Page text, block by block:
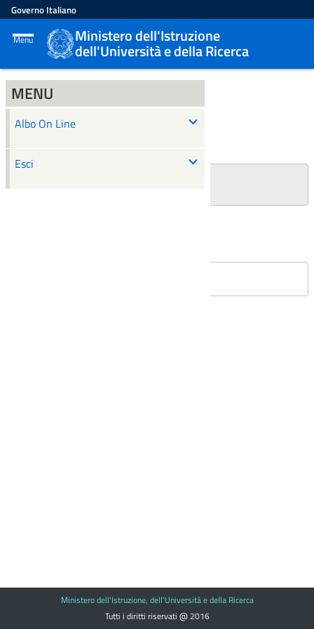
Governo Italiano
Menu Ministero dell'Istruzione
dell'Università e della Ricerca
MENU
Albo On Line
Esci
ALBO ON LINE
Ricerca
Ministero dell'Istruzione, dell'Università e della Ricerca
Tutti i diritti riservati @ 2016